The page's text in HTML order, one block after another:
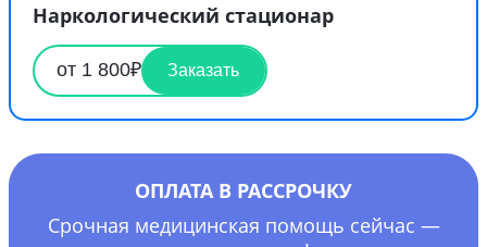
Наркологический стационар
от 1 800₽ Заказать
ОПЛАТА В РАССРОЧКУ
Срочная медицинская помощь сейчас —